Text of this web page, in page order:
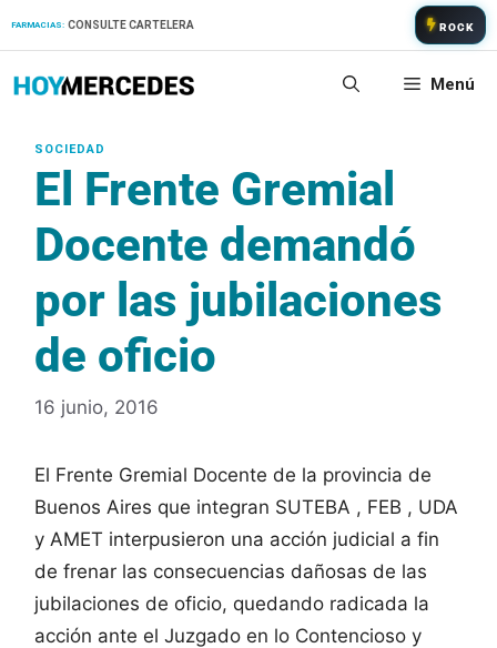
FARMACIAS: CONSULTE CARTELERA ROCK
Menú
El Frente Gremial
Docente demandó
por las jubilaciones
de oficio
16 junio, 2016
El Frente Gremial Docente de la provincia de
Buenos Aires que integran SUTEBA , FEB , UDA
y AMET interpusieron una acción judicial a fin
de frenar las consecuencias dañosas de las
jubilaciones de oficio, quedando radicada la
acción ante el Juzgado en lo Contencioso y